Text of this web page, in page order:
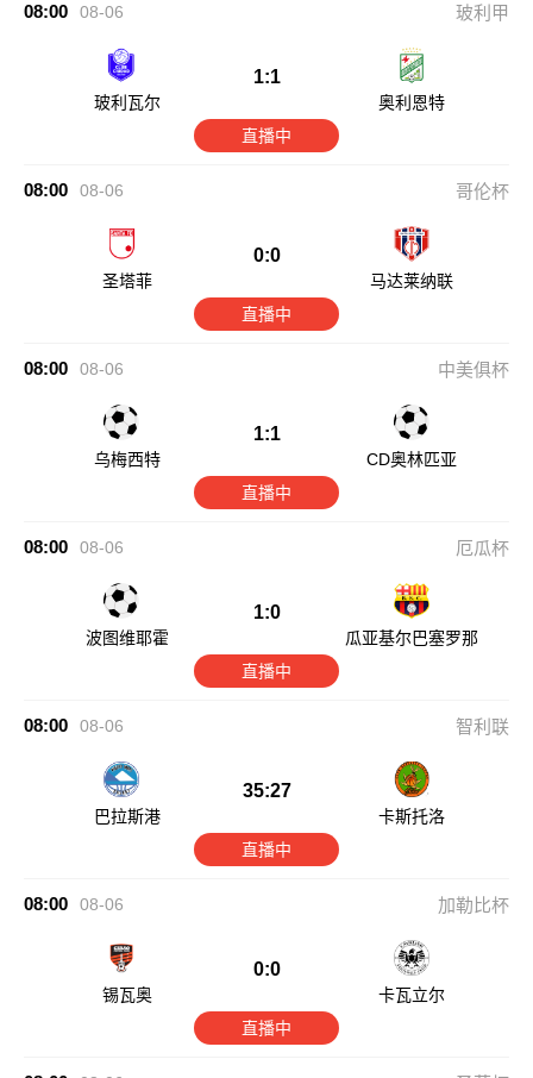
08:00 08-06 玻利甲
玻利瓦尔
1:1
奥利恩特
直播中
08:00 08-06 哥伦杯
圣塔菲
0:0
马达莱纳联
直播中
08:00 08-06 中美俱杯
乌梅西特
1:1
CD奥林匹亚
直播中
08:00 08-06 厄瓜杯
波图维耶霍
1:0
瓜亚基尔巴塞罗那
直播中
08:00 08-06 智利联
巴拉斯港
35:27
卡斯托洛
直播中
08:00 08-06 加勒比杯
锡瓦奥
0:0
卡瓦立尔
直播中